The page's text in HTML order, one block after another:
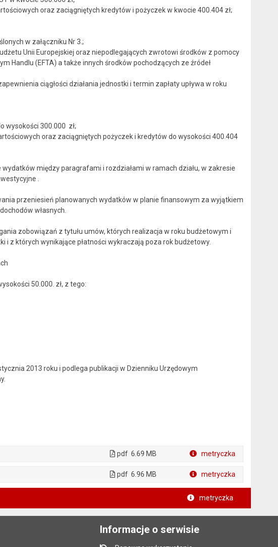
oraz zaciągniętych kredytów i pożyczek w kwocie 400.404 zł;
w załączniku Nr 3.;
Unii Europejskiej oraz niepodlegających zwrotowi środków z pomocy
Handlu (EFTA) a także innych środków pochodzących ze źródeł
ciągłości działania jednostki i termin zapłaty upływa w roku
300.000 zł;
oraz zaciągniętych pożyczek i kredytów do wysokości 400.404
między paragrafami i rozdziałami w ramach działu, w zakresie
.
przeniesień planowanych wydatków w planie finansowym za wyjątkiem
własnych.
zobowiązań z tytułu umów, których realizacja w roku budżetowym i
i z których wynikające płatności wykraczają poza rok budżetowy.
50.000. zł, z tego:
2013 roku i podlega publikacji w Dzienniku Urzędowym
pdf 6.69 MB metryczka
pdf 6.96 MB metryczka
metryczka
Informacje o serwisie